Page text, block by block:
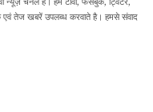
तेज खबरें उपलब्ध करवाते है। हमसे संवाद